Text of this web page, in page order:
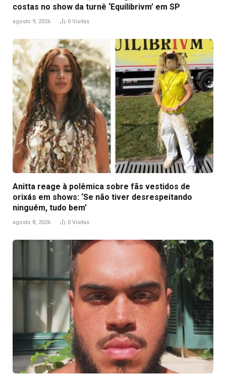
costas no show da turnê ‘Equilibrivm’ em SP
agosto 9, 2026 0 Visitas
Anitta reage à polêmica sobre fãs vestidos de
orixás em shows: ‘Se não tiver desrespeitando
ninguém, tudo bem’
agosto 8, 2026 0 Visitas